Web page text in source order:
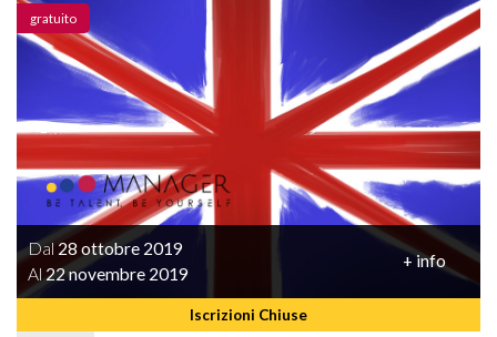
Iscrizioni Chiuse
Dal 28 ottobre 2019
Al 22 novembre 2019
+ info
gratuito